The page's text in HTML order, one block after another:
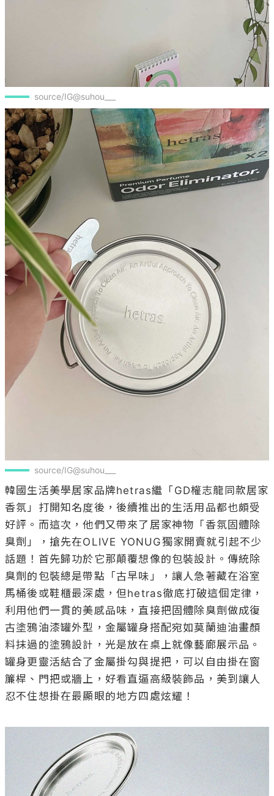
source/IG@suhou___
source/IG@suhou___
韓國生活美學居家品牌hetras繼「GD權志龍同款居家
香氛」打開知名度後，後續推出的生活用品都也頗受
好評。而這次，他們又帶來了居家神物「香氛固體除
臭劑」，搶先在OLIVE YONUG獨家開賣就引起不少
話題！首先歸功於它那顛覆想像的包裝設計。傳統除
臭劑的包裝總是帶點「古早味」，讓人急著藏在浴室
馬桶後或鞋櫃最深處，但hetras徹底打破這個定律，
利用他們一貫的美感品味，直接把固體除臭劑做成復
古塗鴉油漆罐外型，金屬罐身搭配宛如莫蘭迪油畫顏
料抹過的塗鴉設計，光是放在桌上就像藝廊展示品。
罐身更靈活結合了金屬掛勾與提把，可以自由掛在窗
簾桿、門把或牆上，好看直逼高級裝飾品，美到讓人
忍不住想掛在最顯眼的地方四處炫耀！